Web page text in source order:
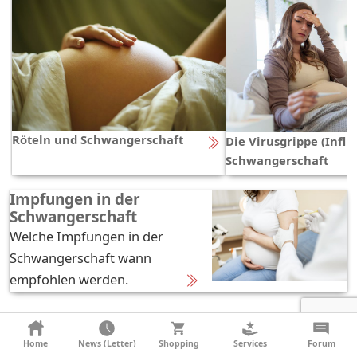
Röteln und Schwangerschaft
Die Virusgrippe
Schwangerschaft
Impfungen in der
Schwangerschaft
Welche Impfungen in der
Schwangerschaft wann
empfohlen werden.
Schwangerschaftskomplikationen
Home News (Letter) Shopping Services Forum